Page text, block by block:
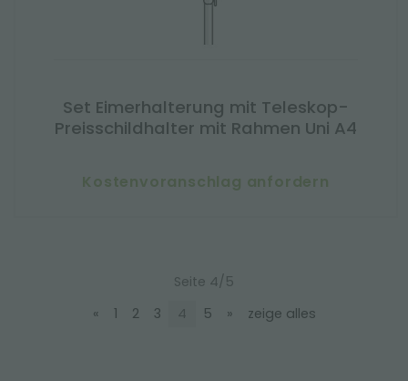
Set Eimerhalterung mit Teleskop-
Preisschildhalter mit Rahmen Uni A4
Kostenvoranschlag anfordern
Seite 4/5
«
1 2 3 4 5 » zeige alles